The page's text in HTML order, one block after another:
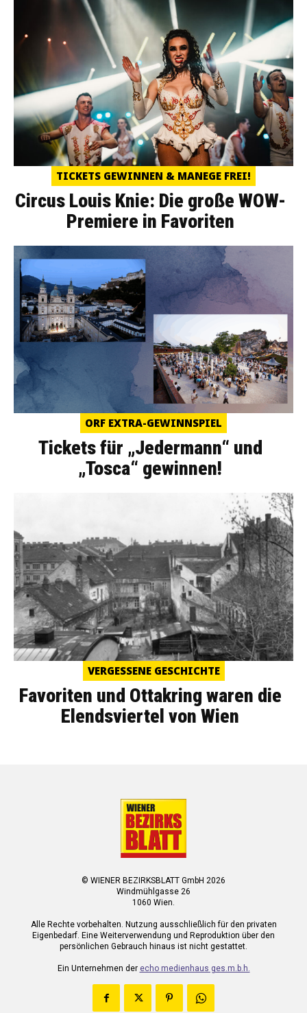
TICKETS GEWINNEN & MANEGE FREI!
Circus Louis Knie: Die große WOW-
Premiere in Favoriten
ORF EXTRA-GEWINNSPIEL
Tickets für „Jedermann“ und
„Tosca“ gewinnen!
VERGESSENE GESCHICHTE
Favoriten und Ottakring waren die
Elendsviertel von Wien
© WIENER BEZIRKSBLATT GmbH 2026
Windmühlgasse 26
1060 Wien.
Alle Rechte vorbehalten. Nutzung ausschließlich für den privaten
Eigenbedarf. Eine Weiterverwendung und Reproduktion über den
persönlichen Gebrauch hinaus ist nicht gestattet.
Ein Unternehmen der echo medienhaus ges.m.b.h.